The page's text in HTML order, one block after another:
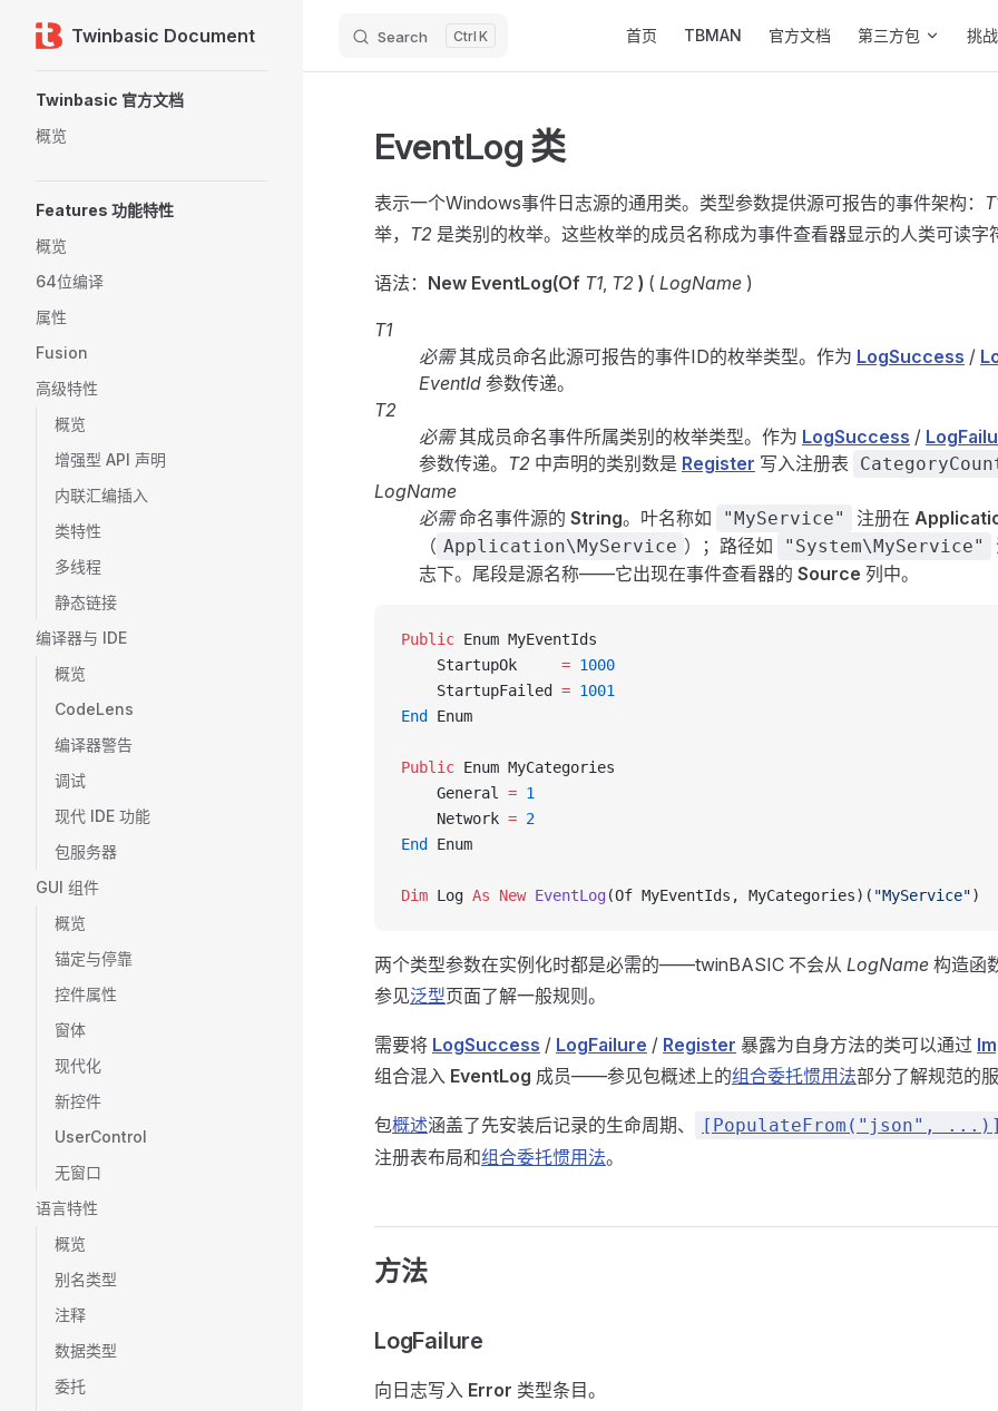
Skip to content
Twinbasic Document Search K 首页 TBMAN 官方文档 第三方包 挑战
Twinbasic 官方文档
概览
Features 功能特性
概览
64位编译
属性
Fusion
高级特性
概览
增强型 API 声明
内联汇编插入
类特性
多线程
静态链接
编译器与 IDE
概览
CodeLens
编译器警告
调试
现代 IDE 功能
包服务器
GUI 组件
概览
锚定与停靠
控件属性
窗体
现代化
新控件
UserControl
无窗口
语言特性
概览
别名类型
注释
数据类型
委托
EventLog 类
表示一个Windows事件日志源的通用类。类型参数提供源可报告的事件架构：
举， T2 是类别的枚举。这些枚举的成员名称成为事件查看器显示的人类可读字
语法： New EventLog(Of T1, T2 ) ( LogName )
T1
必需其成员命名此源可报告的事件ID的枚举类型。作为 LogSuccess /
EventId 参数传递。
T2
必需其成员命名事件所属类别的枚举类型。作为 LogSuccess /
参数传递。 T2 中声明的类别数是 Register 写入注册表
LogName
必需命名事件源的 String。叶名称如 "MyService" 注册在
（ Application\MyService ）；路径如 "System\MyService"
志下。尾段是源名称——它出现在事件查看器的 Source 列中。
Public Enum MyEventIds
    StartupOk
= 1000
    StartupFailed
= 1001
End
Enum
Public Enum MyCategories
    General
= 1
    Network
= 2
End
Enum
Dim Log As New EventLog (Of MyEventIds, MyCategories)( "MyService")
两个类型参数在实例化时都是必需的——twinBASIC 不会从 LogName 构造函
参见泛型页面了解一般规则。
需要将 LogSuccess / LogFailure / Register 暴露为自身方法的类可以通过
组合混入 EventLog 成员——参见包概述上的组合委托惯用法部分了解规范的服
包概述涵盖了先安装后记录的生命周期、 [PopulateFrom("json", ...)]
注册表布局和组合委托惯用法。
方法
LogFailure
向日志写入 Error 类型条目。